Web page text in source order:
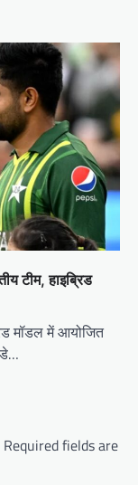
टीम, हाइब्रिड
मॉडल में आयोजित
Required fields are